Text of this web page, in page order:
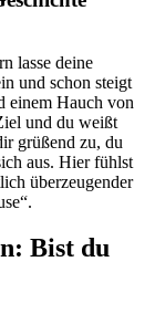
lasse deine
und schon steigt
einem Hauch von
und du weißt
grüßend zu, du
aus. Hier fühlst
überzeugender
Bist du